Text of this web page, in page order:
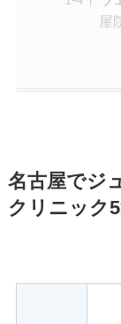
屋
名古屋でジ
クリニック